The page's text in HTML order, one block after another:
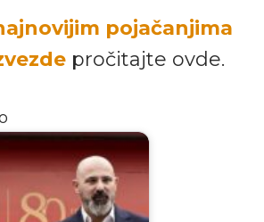
pojačanjima
pročitajte ovde.